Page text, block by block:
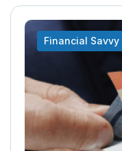
Financial Savvy